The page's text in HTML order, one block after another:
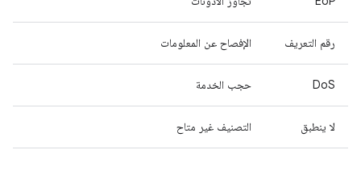
رقم التعريف الإفصاح عن المعلومات
DoS حجب الخدمة
لا ينطبق التصنيف غير متاح